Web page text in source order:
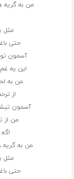
من به گریه
مثل
حتی
آسمون
این یه
من به
از
آسمون
من از
من به
مثل
حتی